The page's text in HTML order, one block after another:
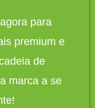
para
premium e
de
marca a se